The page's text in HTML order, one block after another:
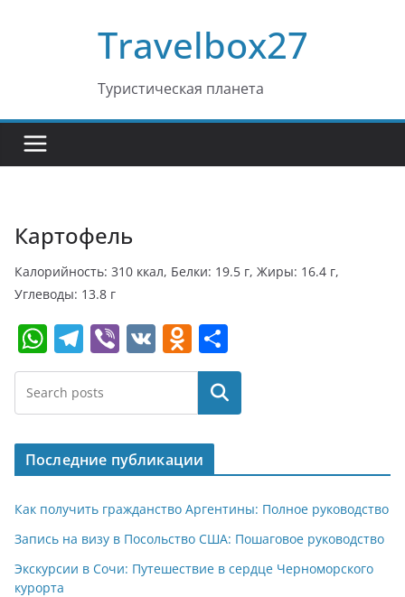
Travelbox27
Туристическая планета
Картофель
Калорийность: 310 ккал, Белки: 19.5 г, Жиры: 16.4 г,
Углеводы: 13.8 г
W
h
at
s
A
p
p
T
el
e
gr
a
m
Vi
b
V
K
O
d
o
kl
a
ss
ni
ki
т
п
р
в
и
т
ь
Поиск
Последние публикации
Как получить гражданство Аргентины: Полное руководство
Запись на визу в Посольство США: Пошаговое руководство
Экскурсии в Сочи: Путешествие в сердце Черноморского
курорта